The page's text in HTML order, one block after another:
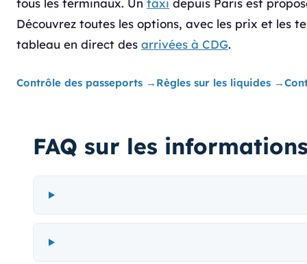
tous les terminaux. Un taxi depuis Paris est
Découvrez toutes les options, avec les prix et les
tableau en direct des arrivées à CDG.
Contrôle des passeports → Règles sur les liquides →
FAQ sur les